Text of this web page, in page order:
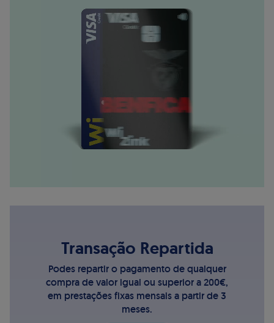
Transação Repartida
Podes repartir o pagamento de qualquer
compra de valor igual ou superior a 200€,
em prestações fixas mensais a partir de 3
meses.